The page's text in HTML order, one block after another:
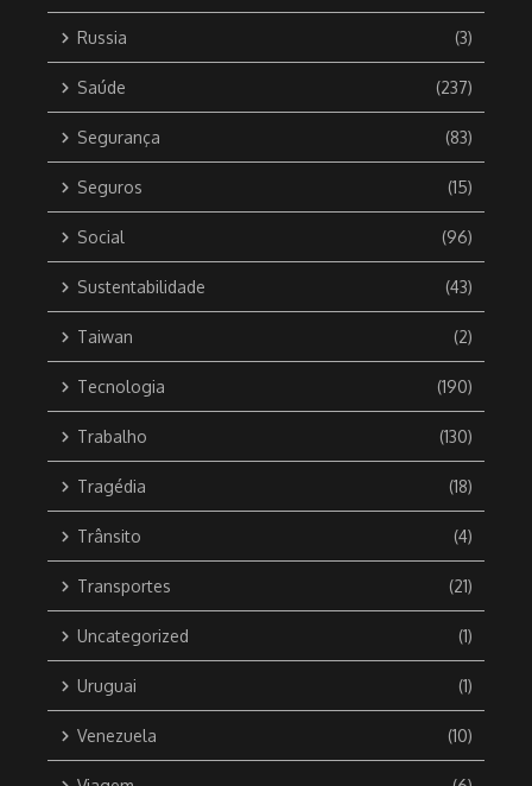
Russia (3)
Saúde (237)
Segurança (83)
Seguros (15)
Social (96)
Sustentabilidade (43)
Taiwan (2)
Tecnologia (190)
Trabalho (130)
Tragédia (18)
Trânsito (4)
Transportes (21)
Uncategorized (1)
Uruguai (1)
Venezuela (10)